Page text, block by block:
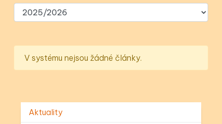
V systému nejsou žádné články.
Aktuality